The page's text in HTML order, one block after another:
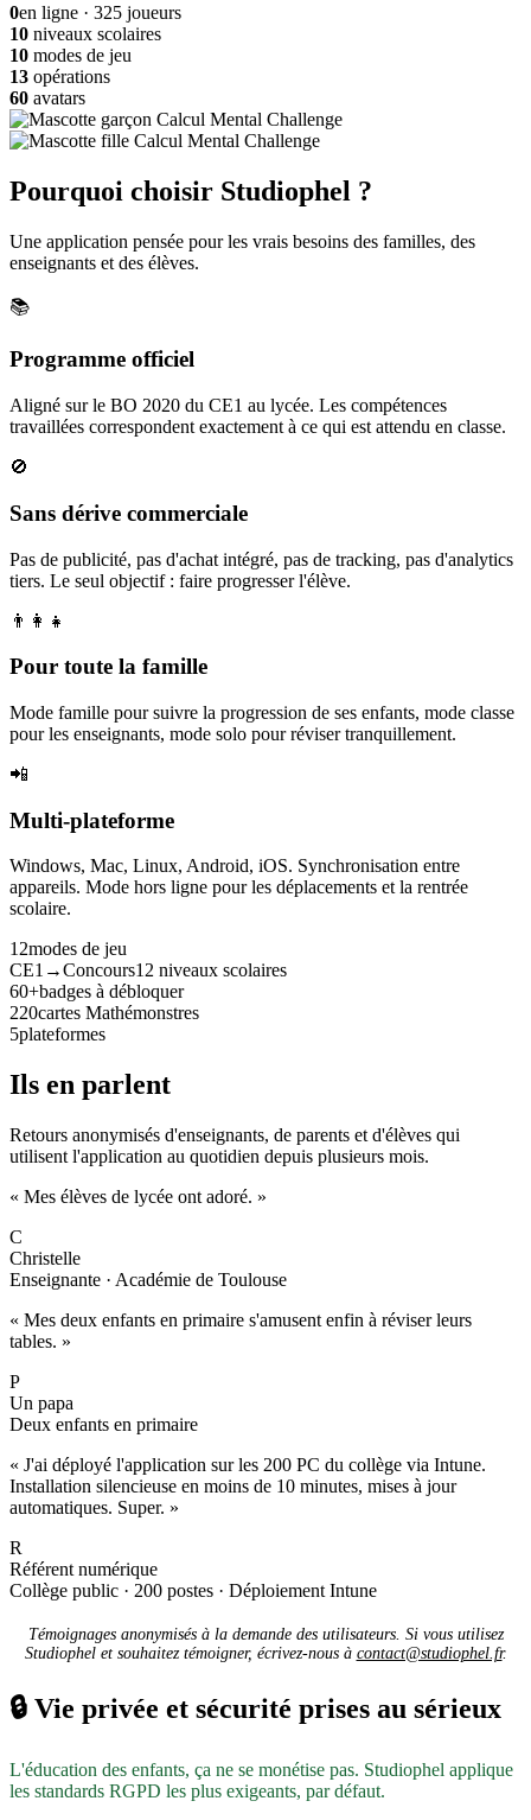
0en ligne · 325 joueurs
10 niveaux scolaires
10 modes de jeu
13 opérations
60 avatars
Pourquoi choisir Studiophel ?
Une application pensée pour les vrais besoins des familles, des
enseignants et des élèves.
📚
Programme officiel
Aligné sur le BO 2020 du CE1 au lycée. Les compétences
travaillées correspondent exactement à ce qui est attendu en classe.
🚫
Sans dérive commerciale
Pas de publicité, pas d'achat intégré, pas de tracking, pas d'analytics
tiers. Le seul objectif : faire progresser l'élève.
👨‍👩‍👧
Pour toute la famille
Mode famille pour suivre la progression de ses enfants, mode classe
pour les enseignants, mode solo pour réviser tranquillement.
📲
Multi-plateforme
Windows, Mac, Linux, Android, iOS. Synchronisation entre
appareils. Mode hors ligne pour les déplacements et la rentrée
scolaire.
12modes de jeu
CE1→Concours12 niveaux scolaires
60+badges à débloquer
220cartes Mathémonstres
5plateformes
Ils en parlent
Retours anonymisés d'enseignants, de parents et d'élèves qui
utilisent l'application au quotidien depuis plusieurs mois.
« Mes élèves de lycée ont adoré. »
C
Christelle
Enseignante · Académie de Toulouse
« Mes deux enfants en primaire s'amusent enfin à réviser leurs
tables. »
P
Un papa
Deux enfants en primaire
« J'ai déployé l'application sur les 200 PC du collège via Intune.
Installation silencieuse en moins de 10 minutes, mises à jour
automatiques. Super. »
R
Référent numérique
Collège public · 200 postes · Déploiement Intune
Témoignages anonymisés à la demande des utilisateurs. Si vous utilisez
Studiophel et souhaitez témoigner, écrivez-nous à contact@studiophel.fr.
🔒 Vie privée et sécurité prises au sérieux
L'éducation des enfants, ça ne se monétise pas. Studiophel applique
les standards RGPD les plus exigeants, par défaut.